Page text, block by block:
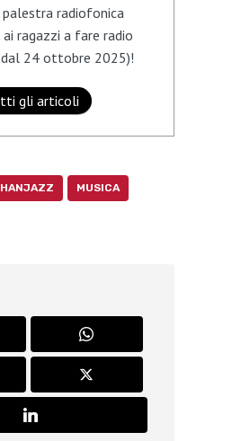
radiofonica
ragazzi a fare radio
dal 24 ottobre 2025)!
gli articoli
MUSICA